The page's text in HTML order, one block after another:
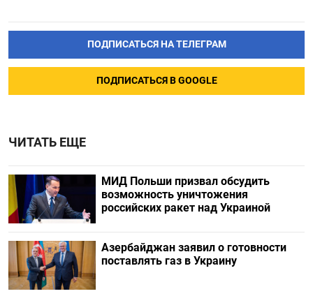
ПОДПИСАТЬСЯ НА ТЕЛЕГРАМ
ПОДПИСАТЬСЯ В GOOGLE
ЧИТАТЬ ЕЩЕ
МИД Польши призвал обсудить
возможность уничтожения
российских ракет над Украиной
Азербайджан заявил о готовности
поставлять газ в Украину